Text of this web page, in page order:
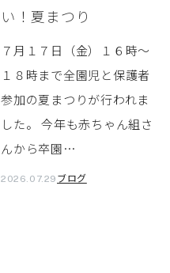
い！夏まつり
７月１７日（金）１６時～
１８時まで全園児と保護者
参加の夏まつりが行われま
した。 今年も赤ちゃん組さ
んから卒園…
2026.07.29 ブログ